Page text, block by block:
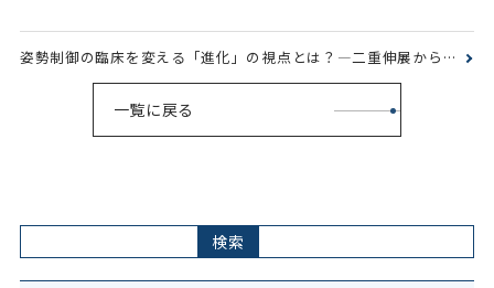
姿勢制御の臨床を変える「進化」の視点とは？―二重伸展から足部アーチまで徹底解説
一覧に戻る
検索